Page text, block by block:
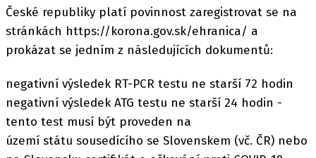
České republiky platí povinnost zaregistrovat se na
stránkách https://korona.gov.sk/ehranica/ a
prokázat se jedním z následujících dokumentů:
negativní výsledek RT-PCR testu ne starší 72 hodin
negativní výsledek ATG testu ne starší 24 hodin -
tento test musí být proveden na
území státu sousedícího se Slovenskem (vč. ČR) nebo